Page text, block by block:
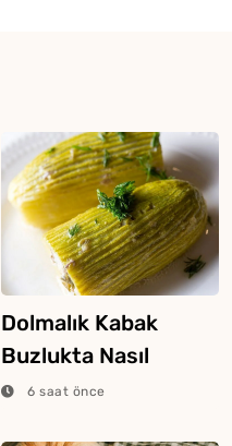
Dolmalık Kabak
Buzlukta Nasıl
Saklanır?
6 saat önce